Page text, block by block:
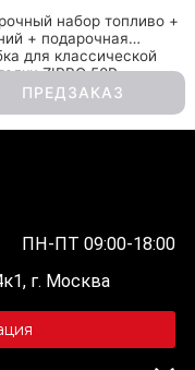
набор топливо +
+ подарочная
для классической
ZIPPO 50R
ПРЕДЗАКАЗ
ПН-ПТ 09:00-18:00
г. Москва